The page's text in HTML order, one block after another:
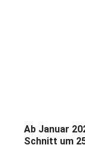
Ab Januar
Schnitt um